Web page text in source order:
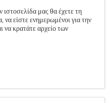
μας θα έχετε τη
να είστε ενημερωμένοι για την
να κρατάτε αρχείο των